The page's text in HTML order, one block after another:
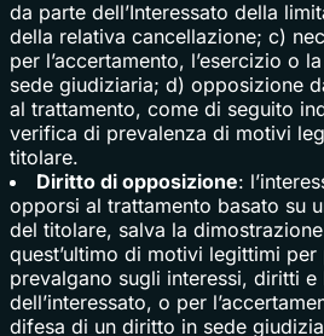
da parte dell’Interessato della
della relativa cancellazione; c)
per l’accertamento, l’esercizio o
sede giudiziaria; d) opposizione
al trattamento, come di seguito
verifica di prevalenza di motivi
titolare.
Diritto di opposizione:
opporsi al trattamento basato su
del titolare, salva la
quest’ultimo di motivi legittimi
prevalgano sugli interessi, diritti
dell’interessato, o per
difesa di un diritto in sede